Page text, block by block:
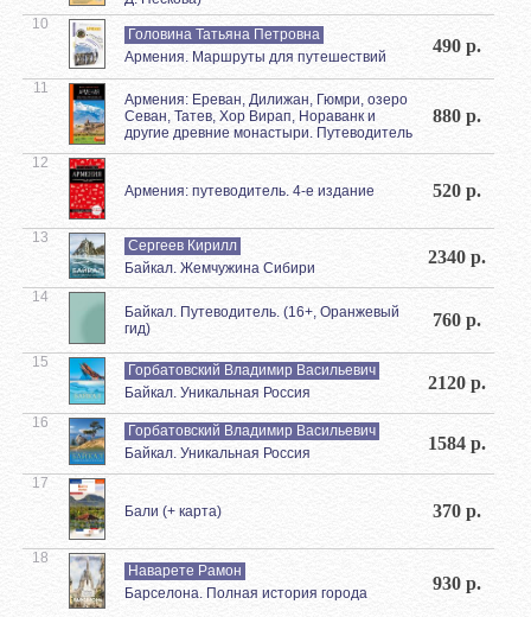
10
Головина Татьяна Петровна
Армения. Маршруты для путешествий
490 р.
11
Армения: Ереван, Дилижан, Гюмри, озеро
Севан, Татев, Хор Вирап, Нораванк и
другие древние монастыри. Путеводитель
880 р.
12
Армения: путеводитель. 4-е издание
520 р.
13
Сергеев Кирилл
Байкал. Жемчужина Сибири
2340 р.
14
Байкал. Путеводитель. (16+, Оранжевый
гид)
760 р.
15
Горбатовский Владимир Васильевич
Байкал. Уникальная Россия
2120 р.
16
Горбатовский Владимир Васильевич
Байкал. Уникальная Россия
1584 р.
17
Бали (+ карта)
370 р.
18
Наварете Рамон
Барселона. Полная история города
930 р.